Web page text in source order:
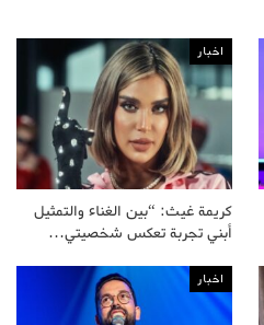
اخبار
كريمة غيث: “بين الغناء والتمثيل
أبني تجربة تعكس شخصيتي…
اخبار